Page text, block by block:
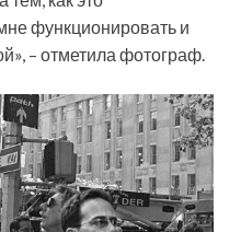
функционировать и
– отметила фотограф.